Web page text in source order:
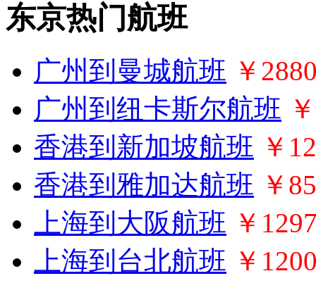
东京热门航班
广州到曼城航班 ￥
广州到纽卡斯尔航班
香港到新加坡航班 ￥
香港到雅加达航班 ￥
上海到大阪航班 ￥
上海到台北航班 ￥